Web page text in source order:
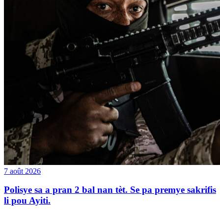
7 août 2026
Polisye sa a pran 2 bal nan tèt. Se pa premye sakrifis
li pou Ayiti.